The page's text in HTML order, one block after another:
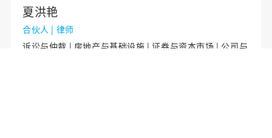
夏洪艳
合伙人 | 律师
诉讼与仲裁 | 房地产与基础设施 | 证券与资本市场 | 公司与